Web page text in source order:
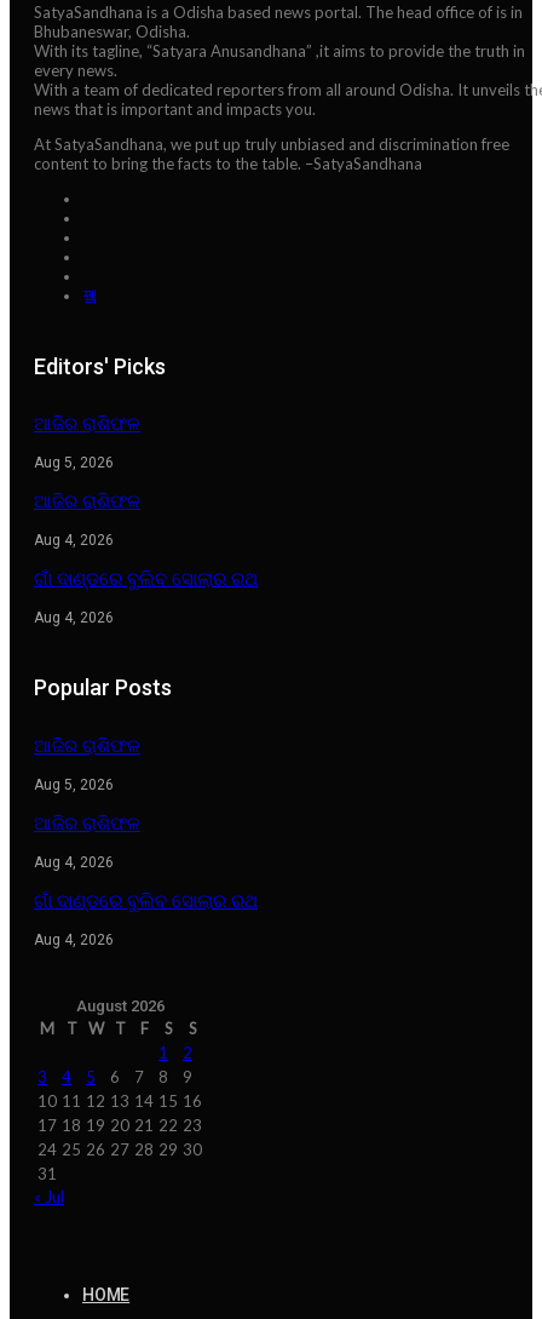
SatyaSandhana is a Odisha based news portal. The head office of is in
Bhubaneswar, Odisha.
With its tagline, “Satyara Anusandhana” ,it aims to provide the truth in
every news.
With a team of dedicated reporters from all around Odisha. It unveils
news that is important and impacts you.
At SatyaSandhana, we put up truly unbiased and discrimination free
content to bring the facts to the table. –SatyaSandhana
Editors' Picks
ଆଜିର ରାଶିଫଳ
Aug 5, 2026
ଆଜିର ରାଶିଫଳ
Aug 4, 2026
ଗାଁ ଦାଣ୍ଡରେ ବୁଲିବ ସୋଲାର ରଥ
Aug 4, 2026
Popular Posts
ଆଜିର ରାଶିଫଳ
Aug 5, 2026
ଆଜିର ରାଶିଫଳ
Aug 4, 2026
ଗାଁ ଦାଣ୍ଡରେ ବୁଲିବ ସୋଲାର ରଥ
Aug 4, 2026
August 2026
M T W T F S
S
1
2
3
4 5 6 7 8
9
10 11 12 13 14 15 16
17 18 19 20 21 22 23
24 25 26 27 28 29 30
31
« Jul
HOME